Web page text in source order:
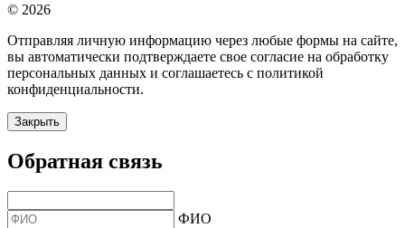
© 2026
Отправляя личную информацию через любые формы на сайте,
вы автоматически подтверждаете свое согласие на обработку
персональных данных и соглашаетесь с политикой
конфиденциальности.
Закрыть
Обратная связь
ФИО